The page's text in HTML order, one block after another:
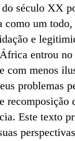
século XX
um todo,
e
entrou
com menos
problemas
Este texto